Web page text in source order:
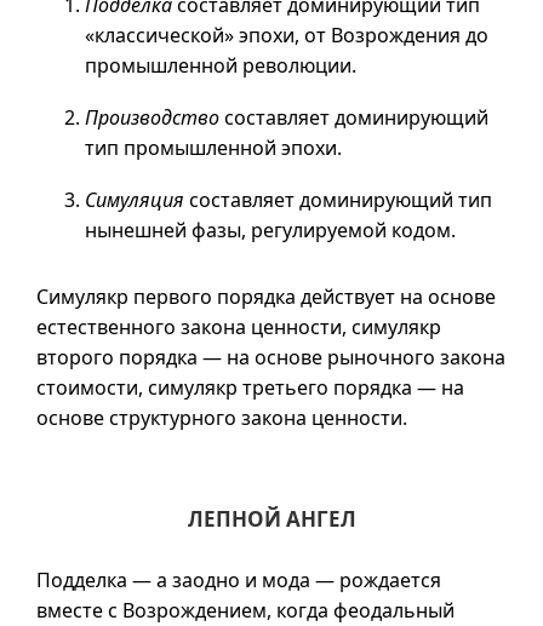
«классической» эпохи, от Возрождения до
промышленной революции.
Производствосоставляет доминирующий
тип промышленной эпохи.
Симуляция составляет доминирующий тип
нынешней фазы, регулируемой кодом.
Симулякр первого порядка действует на основе
естественного закона ценности, симулякр
второго порядка — на основе рыночного закона
стоимости, симулякр третьего порядка — на
основе структурного закона ценности.
ЛЕПНОЙ АНГЕЛ
Подделка — а заодно и мода — рождается
вместе с Возрождением, когда феодальный